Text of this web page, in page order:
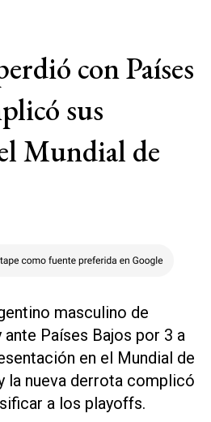
con Países
sus
Mundial de
masculino de
Países Bajos por 3 a
en el Mundial de
la nueva derrota complicó
a los playoffs.